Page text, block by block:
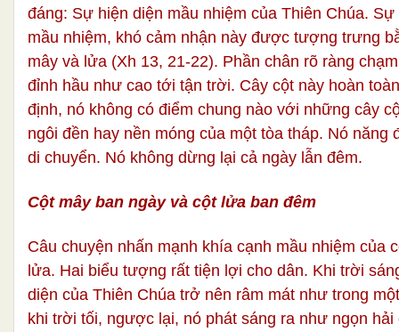
đáng: Sự hiện diện mầu nhiệm của Thiên Chúa. Sự
mầu nhiệm, khó cảm nhận này được tượng trưng
mây và lửa (Xh 13, 21-22). Phần chân rõ ràng
đỉnh hầu như cao tới tận trời. Cây cột này hoàn
định, nó không có điểm chung nào với những cây
ngôi đền hay nền móng của một tòa tháp. Nó năng
di chuyển. Nó không dừng lại cả ngày lẫn đêm.
Cột mây ban ngày và cột lửa ban đêm
Câu chuyện nhấn mạnh khía cạnh mầu nhiệm của
lửa. Hai biểu tượng rất tiện lợi cho dân. Khi trời
diện của Thiên Chúa trở nên râm mát như trong
khi trời tối, ngược lại, nó phát sáng ra như ngọn hải